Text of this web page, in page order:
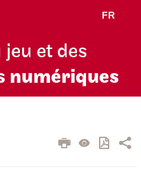
FR
jeu et des
numériques